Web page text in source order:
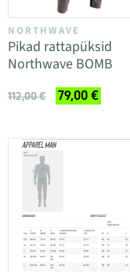
NORTHWAVE
Pikad rattapüksid
Northwave BOMB
112,00 € 79,00 €